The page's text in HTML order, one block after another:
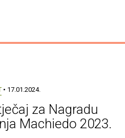
• 17.01.2024.
za Nagradu
Machiedo 2023.